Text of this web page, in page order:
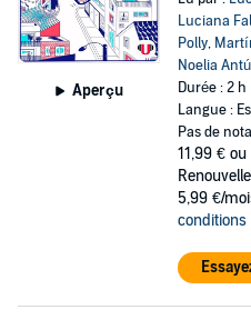
Aperçu
Luciana
Polly,
Noelia
Durée : 2 h
Langue :
Pas de
11,99 € ou
5,99 €/